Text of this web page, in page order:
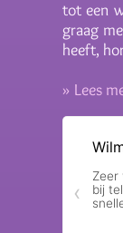
tot een
graag
heeft,
» Lees